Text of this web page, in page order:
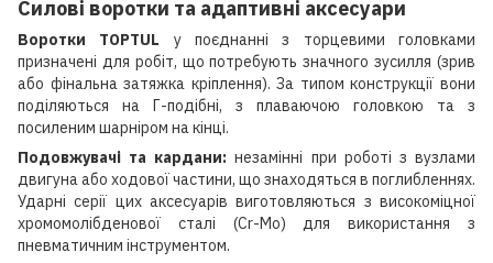
Силові воротки та адаптивні аксесуари
Воротки TOPTUL у поєднанні з торцевими головками
призначені для робіт, що потребують значного зусилля (зрив
або фінальна затяжка кріплення). За типом конструкції вони
поділяються на Г-подібні, з плаваючою головкою та з
посиленим шарніром на кінці.
Подовжувачі та кардани: незамінні при роботі з вузлами
двигуна або ходової частини, що знаходяться в поглибленнях.
Ударні серії цих аксесуарів виготовляються з високоміцної
хромомолібденової сталі (Cr-Mo) для використання з
пневматичним інструментом.